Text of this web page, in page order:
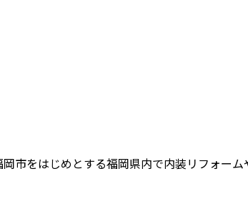
市をはじめとする福岡県内で内装リフォー